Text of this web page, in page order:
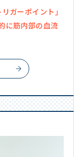
リガーポイント」
に筋内部の血流